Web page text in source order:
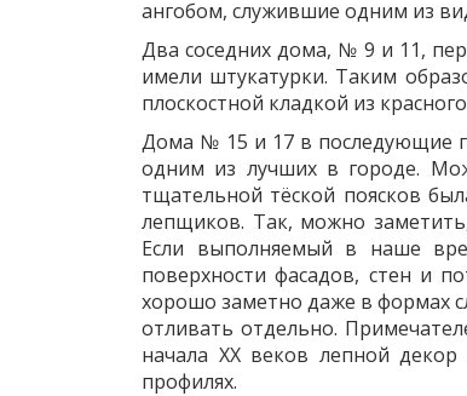
ангобом, служившие одним из
Два соседних дома, № 9 и 11,
имели штукатурки. Таким
плоскостной кладкой из
Дома № 15 и 17 в последующие
одним из лучших в городе.
тщательной тёской поясков
лепщиков. Так, можно
Если выполняемый в наше
поверхности фасадов, стен и
хорошо заметно даже в формах
отливать отдельно.
начала XX веков лепной
профилях.